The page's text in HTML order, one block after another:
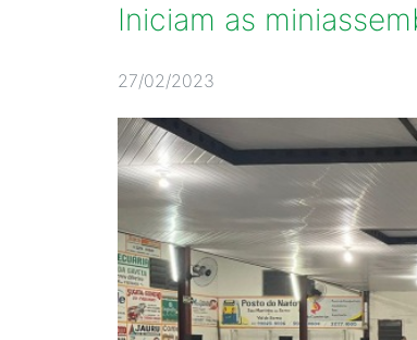
Iniciam as
27/02/2023